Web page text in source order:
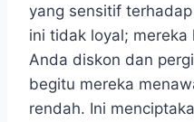
yang sensitif
ini tidak loyal;
Anda diskon dan
begitu mereka
rendah. Ini